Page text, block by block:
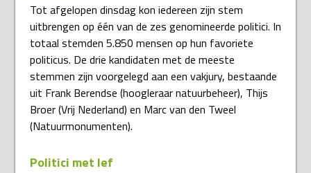
Tot afgelopen dinsdag kon iedereen zijn stem
uitbrengen op één van de zes genomineerde politici. In
totaal stemden 5.850 mensen op hun favoriete
politicus. De drie kandidaten met de meeste
stemmen zijn voorgelegd aan een vakjury, bestaande
uit Frank Berendse (hoogleraar natuurbeheer), Thijs
Broer (Vrij Nederland) en Marc van den Tweel
(Natuurmonumenten).
Politici met lef